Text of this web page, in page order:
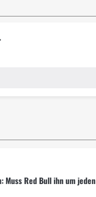
Muss Red Bull ihn um jeden